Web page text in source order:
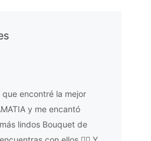
que encontré la mejor
y me encantó
lindos Bouquet de